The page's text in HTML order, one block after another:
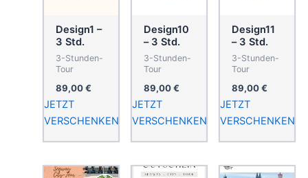
Design1 –
3 Std.
3-Stunden-
Tour
89,00€
JETZT
VERSCHENKEN
Design10
– 3 Std.
3-Stunden-
Tour
89,00€
JETZT
VERSCHENKEN
Design11
– 3 Std.
3-Stunden-
Tour
89,00€
JETZT
VERSCHENKEN